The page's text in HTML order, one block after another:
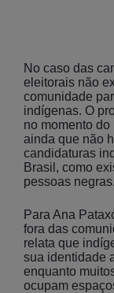
No caso das
eleitorais não
comunidade
indígenas. O
no momento
ainda que não
candidaturas
Brasil, como
pessoas negras.
Para Ana
fora das
relata que
sua identidade
enquanto
ocupam